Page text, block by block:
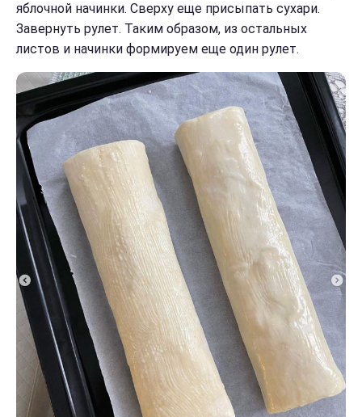
яблочной начинки. Сверху еще присыпать сухари.
Завернуть рулет. Таким образом, из остальных
листов и начинки формируем еще один рулет.